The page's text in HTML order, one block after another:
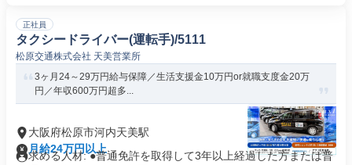
正社員
タクシードライバー(運転手)/5111
松原交通株式会社 天美営業所
3ヶ月24～29万円給与保障／生活支援金10万円or就職支度金20万
円／年収600万円超多...
大阪府松原市河内天美駅
月給24万円以上
求める人材: ●普通免許を取得して3年以上経過した方または普